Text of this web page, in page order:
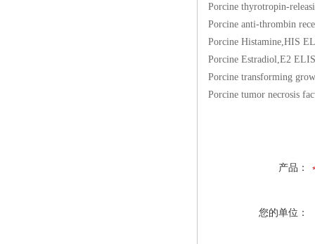
Porcine thyrotropin-
Porcine anti-thrombin
Porcine Histamine,HIS
Porcine Estradiol,E2
Porcine transforming
Porcine tumor necrosis
产品：
您的单位：